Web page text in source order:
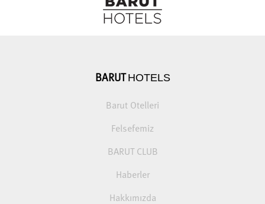
BARUT HOTELS
Barut Otelleri
Felsefemiz
BARUT CLUB
Haberler
Hakkımızda